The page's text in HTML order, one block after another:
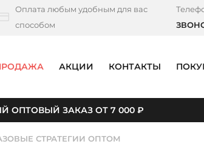
Оплата любым удобным для вас
способом
АКЦИИ КОНТАКТЫ
ОПТОВЫЙ ЗАКАЗ ОТ 7 000 ₽
СТРАТЕГИИ ОПТОМ